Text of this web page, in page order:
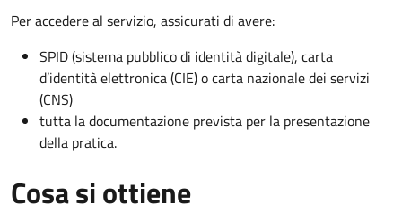
Per accedere al servizio, assicurati di avere:
SPID (sistema pubblico di identità digitale), carta
d’identità elettronica (CIE) o carta nazionale dei servizi
(CNS)
tutta la documentazione prevista per la presentazione
della pratica.
Cosa si ottiene